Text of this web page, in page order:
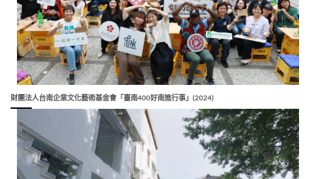
財團法人台南企業文化藝術基金會「臺南400好南進行事」(2024)